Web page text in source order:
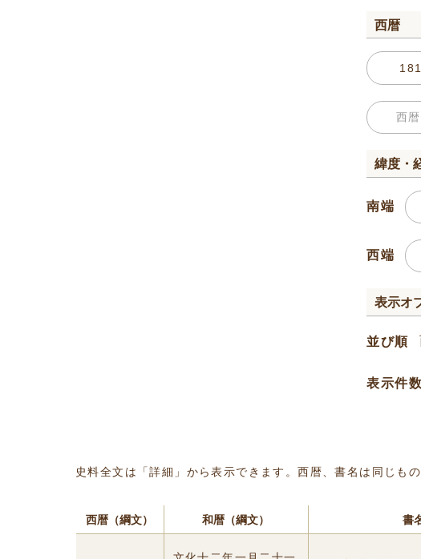
西暦
緯度・
南端
西端
表示オ
並び順
表示件数
史料全文は「詳細」から表示できます。西暦、書名は同じも
西暦（綱文） 和暦（綱文） 書